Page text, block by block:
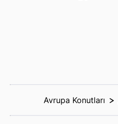
Avrupa Konutları